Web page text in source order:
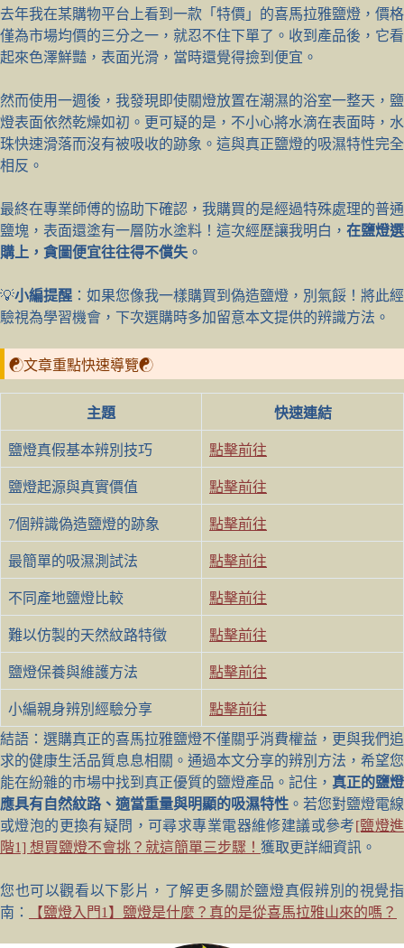
去年我在某購物平台上看到一款「特價」的喜馬拉雅鹽燈，價格
僅為市場均價的三分之一，就忍不住下單了。收到產品後，它看
起來色澤鮮豔，表面光滑，當時還覺得撿到便宜。
然而使用一週後，我發現即使關燈放置在潮濕的浴室一整天，鹽
燈表面依然乾燥如初。更可疑的是，不小心將水滴在表面時，水
珠快速滑落而沒有被吸收的跡象。這與真正鹽燈的吸濕特性完全
相反。
最終在專業師傅的協助下確認，我購買的是經過特殊處理的普通
鹽塊，表面還塗有一層防水塗料！這次經歷讓我明白， 在鹽燈選
購上，貪圖便宜往往得不償失 。
💡小編提醒 ：如果您像我一樣購買到偽造鹽燈，別氣餒！將此經
驗視為學習機會，下次選購時多加留意本文提供的辨識方法。
☯文章重點快速導覽☯
主題 快速連結
鹽燈真假基本辨別技巧 點擊前往
鹽燈起源與真實價值 點擊前往
7個辨識偽造鹽燈的跡象 點擊前往
最簡單的吸濕測試法 點擊前往
不同產地鹽燈比較 點擊前往
難以仿製的天然紋路特徵 點擊前往
鹽燈保養與維護方法 點擊前往
小編親身辨別經驗分享
點擊前往
結語：選購真正的喜馬拉雅鹽燈不僅關乎消費權益，更與我們追
求的健康生活品質息息相關。通過本文分享的辨別方法，希望您
能在紛雜的市場中找到真正優質的鹽燈產品。記住， 真正的鹽燈
應具有自然紋路、適當重量與明顯的吸濕特性 。若您對鹽燈電線
或燈泡的更換有疑問，可尋求專業電器維修建議或參考[鹽燈進
階1] 想買鹽燈不會挑？就這簡單三步驟！ 獲取更詳細資訊。
您也可以觀看以下影片，了解更多關於鹽燈真假辨別的視覺指
南：
【鹽燈入門1】鹽燈是什麼？真的是從喜馬拉雅山來的嗎？